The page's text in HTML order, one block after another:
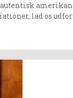
lad os